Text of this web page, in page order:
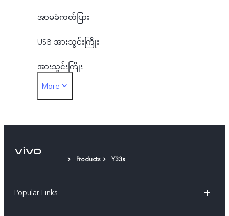
အာမခံကတ်ပြား
USB အားသွင်းကြိုး
အားသွင်းကြိုး
SIM ထုတ်ပင်အပ်
More
Products Y33s
Popular Links